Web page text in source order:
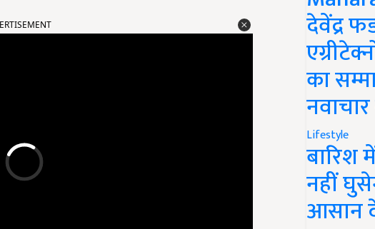
देवेंद्र
का
Lifestyle
नहीं
आसान